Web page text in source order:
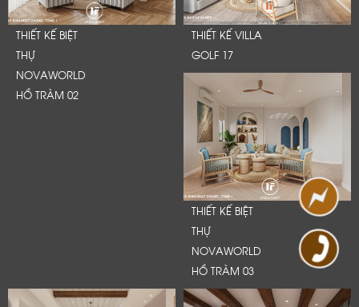
THIẾT KẾ BIỆT
THỰ
NOVAWORLD
HỒ TRÀM 02
THIẾT KẾ VILLA
GOLF 17
THIẾT KẾ BIỆT
THỰ
NOVAWORLD
HỒ TRÀM 03